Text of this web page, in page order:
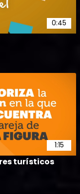
0:45
1:15
turísticos